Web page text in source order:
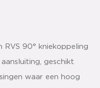
RVS 90° kniekoppeling
geschikt
waar een hoog